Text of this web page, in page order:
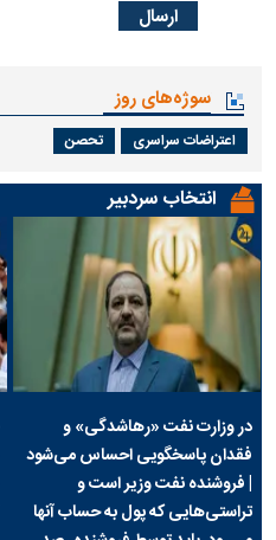
سوژه‌های روز
اعتراضات سراسری تحصن
انتخاب سردبیر
در وزارت نفت «رهاشدگی» و
فقدان پاسخگویی احساس می‌شود
| فروشنده نفت وزیر است و
تراستی‌هایی که پول به حساب آنها